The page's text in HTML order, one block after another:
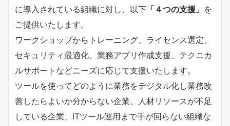
に導入されている組織に対し、以下 「４つの支援」 を
ご提供いたします。
ワークショップからトレーニング、ライセンス選定、
セキュリティ最適化、業務アプリ作成支援、テクニカ
ルサポートなどニーズに応じて支援いたします。
ツールを使ってどのように業務をデジタル化し業務改
善したらよいか分からない企業、人材リソースが不足
している企業、ITツール運用まで手が回らない組織な